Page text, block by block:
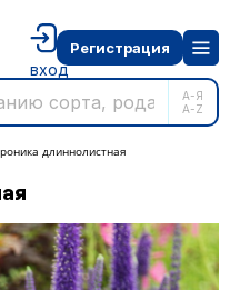
А-Я
A-Z
вход
Регистрация
длиннолистная